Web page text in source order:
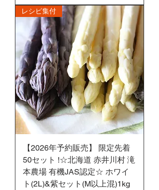
レシピ集付
【2026年予約販売】 限定先着
50セット !☆北海道 赤井川村 滝
本農場 有機JAS認定☆ ホワイ
ト(2L)&紫セット(M以上混)1kg